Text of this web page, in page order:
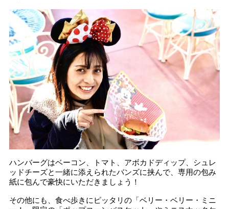
ハンバーグはベーコン、トマト、アボカドディップ、シュレ
ッドチーズと一緒に添えられたバンズに挟んで、専用の包み
紙に包んで豪快にいただきましょう！
その他にも、食べ歩きにピッタリの「ベリー・ベリー・ミニ